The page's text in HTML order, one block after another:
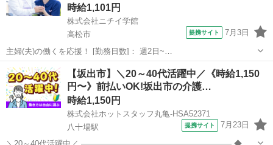
時給1,101円
株式会社ニチイ学館
高松市
提携サイト 7月3日
主婦(夫)の働くを応援！ [勤務日数]： 週2日~
07:00~16:30/10:00~19:30/16:30~09:30 月/火/水/木/金/土/日 などから選
べます [勤務地・最寄駅]： 香川県高松市高松町1718番...
香川 高松市 ケアマネージャー
【坂出市】＼20～40代活躍中／《時給1,150
円〜》前払いOK!坂出市の介護…
時給1,150円
株式会社ホットスタッフ丸亀-HSA52371
八十場駅
提携サイト 7月23日